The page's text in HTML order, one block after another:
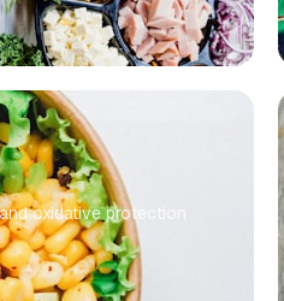
oxidative protection